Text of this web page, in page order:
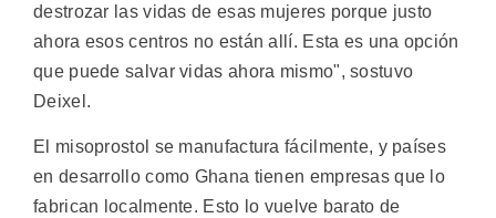
destrozar las vidas de esas mujeres porque justo
ahora esos centros no están allí. Esta es una opción
que puede salvar vidas ahora mismo", sostuvo
Deixel.
El misoprostol se manufactura fácilmente, y países
en desarrollo como Ghana tienen empresas que lo
fabrican localmente. Esto lo vuelve barato de